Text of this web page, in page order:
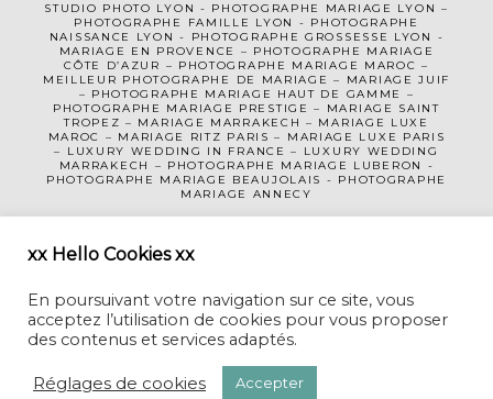
STUDIO PHOTO LYON - PHOTOGRAPHE MA RIAGE LYON –
PHOTOGRAPHE FAMILLE LYON
- PHOTOGRAPHE
NAISSANCE LYON - PHOTOGRAPHE GROSSESSE LYON
-
MARIAGE EN PROVENCE
– PHOTOGRAPHE MARIAGE
CÔTE D’AZUR – PHOTOGRAPHE MARIAGE MAROC –
MEILLEUR PHOTOGRAPHE DE MARIAGE – MARIAGE JUIF
– PHOTOGRAPHE MARIAGE HAUT DE GAMME
–
PHOTOGRAPHE MARIAGE PRESTIGE – MARIAGE SAINT
TROPEZ – MARIAGE MARRAKECH – MARIAGE LUXE
MAROC
– MARIAGE RITZ PARIS – MARIAGE LUXE PARIS
– LUXURY WEDDING IN FRANCE – LUXURY WEDDING
MARRAKECH – PHOTOGRAPHE MARIAGE LUBERON -
PHOTOGRAPHE MARIAGE BEAUJOLAIS - PHOTOGRAPHE
MARIAGE ANNECY
CECILE CREICHE • PHOTOGRAPHE MARIAGE LYON-GENEVE-MAROC
xx Hello Cookies xx
En poursuivant votre navigation sur ce site, vous
acceptez l’utilisation de cookies pour vous proposer
des contenus et services adaptés.
Réglages de cookies Accepter